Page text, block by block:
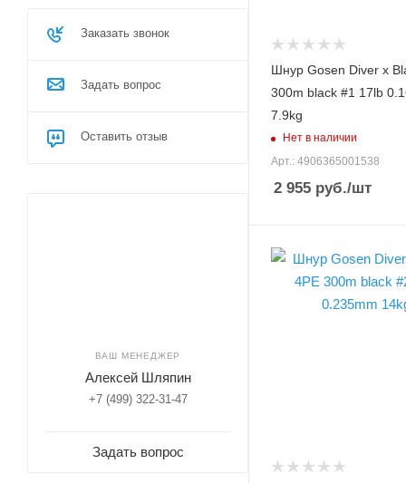
лески, lb
17
Размотка лески, м
300
Нитей плетения
4
Цвет лески
Шнур Gosen Diver x
300m black #1 17lb
7.9kg
Нет в наличии
Арт.: 4906365001538
2 955 руб./шт
Модель шнура, лески
Диаметр лески, PE
лески, lb
Заказать звонок
Задать вопрос
Оставить отзыв
ВАШ МЕНЕДЖЕР
Алексей Шляпин
+7 (499) 322-31-47
Задать вопрос